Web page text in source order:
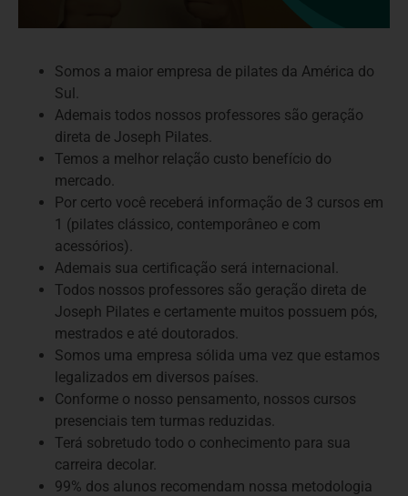
Somos a maior empresa de pilates da América do
Sul.
Ademais todos nossos professores são geração
direta de Joseph Pilates.
Temos a melhor relação custo benefício do
mercado.
Por certo você receberá informação de 3 cursos em
1 (pilates clássico, contemporâneo e com
acessórios).
Ademais sua certificação será internacional.
Todos nossos professores são geração direta de
Joseph Pilates e certamente muitos possuem pós,
mestrados e até doutorados.
Somos uma empresa sólida uma vez que estamos
legalizados em diversos países.
Conforme o nosso pensamento, nossos cursos
presenciais tem turmas reduzidas.
Terá sobretudo todo o conhecimento para sua
carreira decolar.
99% dos alunos recomendam nossa metodologia